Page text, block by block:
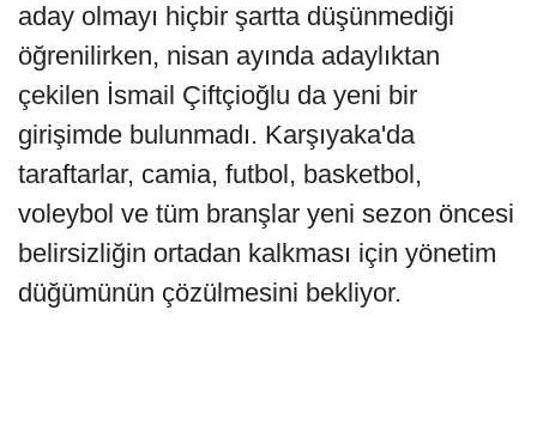
aday olmayı hiçbir şartta düşünmediği
öğrenilirken, nisan ayında adaylıktan
çekilen İsmail Çiftçioğlu da yeni bir
girişimde bulunmadı. Karşıyaka'da
taraftarlar, camia, futbol, basketbol,
voleybol ve tüm branşlar yeni sezon öncesi
belirsizliğin ortadan kalkması için yönetim
düğümünün çözülmesini bekliyor.